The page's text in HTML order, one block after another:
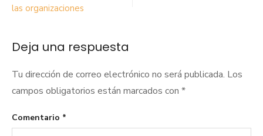
entradas
las organizaciones
Deja una respuesta
Tu dirección de correo electrónico no será publicada. Los
campos obligatorios están marcados con *
Comentario *